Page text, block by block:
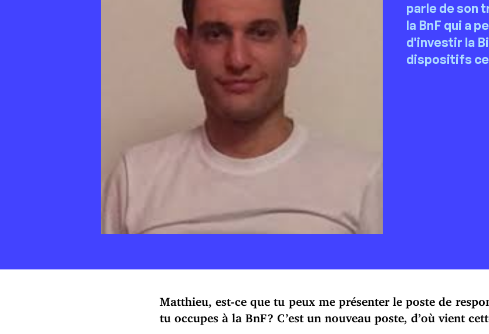
parle de son
la BnF qui a
d'investir la
dispositifs
Matthieu, est-ce que tu peux me présenter le poste de
tu occupes à la BnF.? C’est un nouveau poste, d’où vient